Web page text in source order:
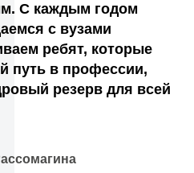
С каждым годом
с вузами
ребят, которые
путь в профессии,
резерв для всей